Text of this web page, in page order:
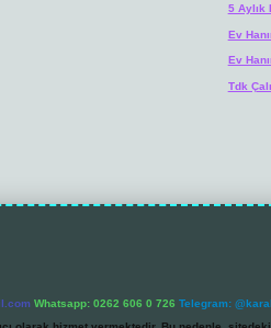
5 Aylık
Ev
Ev
Tdk
Whatsapp: 0262 606 0 726 Telegram: